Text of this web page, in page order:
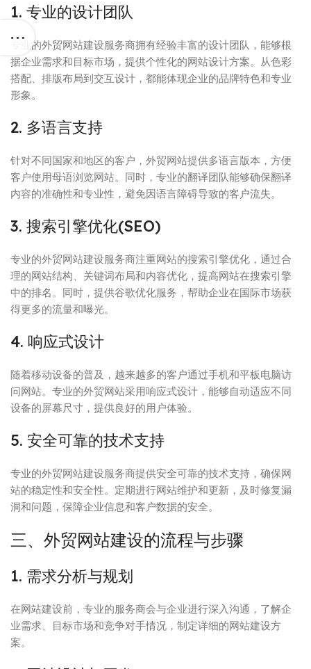
1. 专业的设计团队
专业的外贸网站建设服务商拥有经验丰富的设计团队，能够根
据企业需求和目标市场，提供个性化的网站设计方案。从色彩
搭配、排版布局到交互设计，都能体现企业的品牌特色和专业
形象。
2. 多语言支持
针对不同国家和地区的客户，外贸网站提供多语言版本，方便
客户使用母语浏览网站。同时，专业的翻译团队能够确保翻译
内容的准确性和专业性，避免因语言障碍导致的客户流失。
3. 搜索引擎优化(SEO)
专业的外贸网站建设服务商注重网站的搜索引擎优化，通过合
理的网站结构、关键词布局和内容优化，提高网站在搜索引擎
中的排名。同时，提供谷歌优化服务，帮助企业在国际市场获
得更多的流量和曝光。
4. 响应式设计
随着移动设备的普及，越来越多的客户通过手机和平板电脑访
问网站。专业的外贸网站采用响应式设计，能够自动适应不同
设备的屏幕尺寸，提供良好的用户体验。
5. 安全可靠的技术支持
专业的外贸网站建设服务商提供安全可靠的技术支持，确保网
站的稳定性和安全性。定期进行网站维护和更新，及时修复漏
洞和问题，保障企业信息和客户数据的安全。
三、外贸网站建设的流程与步骤
1. 需求分析与规划
在网站建设前，专业的服务商会与企业进行深入沟通，了解企
业需求、目标市场和竞争对手情况，制定详细的网站建设方
案。